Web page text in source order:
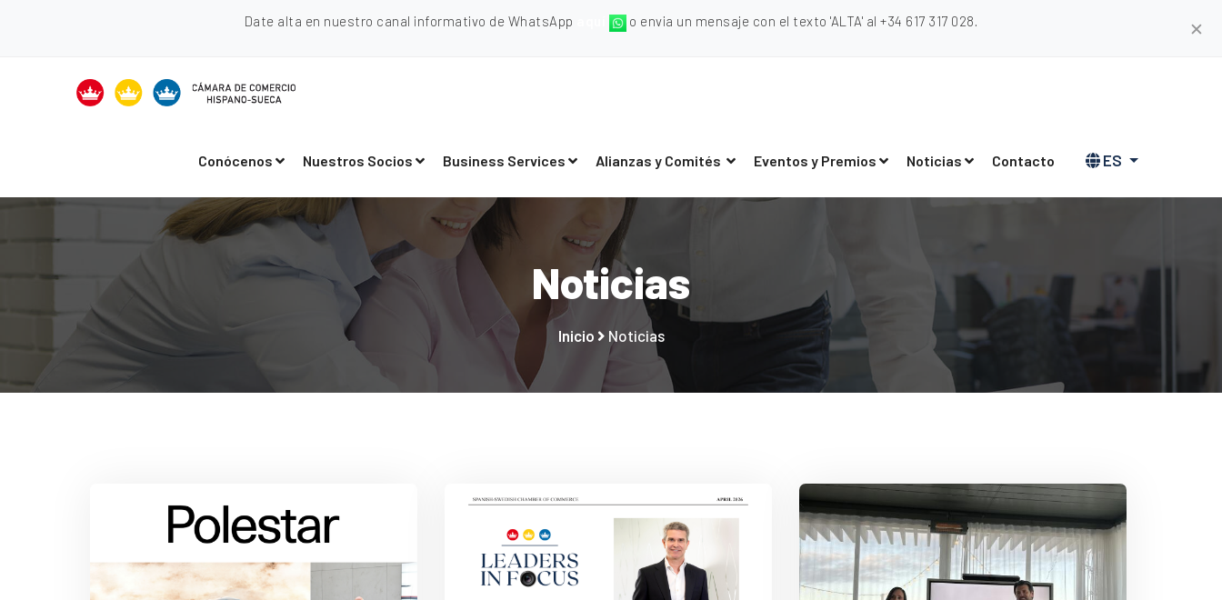
Date alta en nuestro canal informativo de WhatsApp o envia un mensaje con el texto 'ALTA' al +34 617 317 028. ✕
Conócenos Nuestros Socios Business Services Alianzas y Comités Eventos y Premios Noticias Contacto ES
Noticias
Inicio Noticias